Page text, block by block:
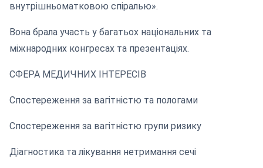
внутрішньоматковою спіралью».
Вона брала участь у багатьох національних та
міжнародних конгресах та презентаціях.
СФЕРА МЕДИЧНИХ ІНТЕРЕСІВ
Спостереження за вагітністю та пологами
Спостереження за вагітністю групи ризику
Діагностика та лікування нетримання сечі